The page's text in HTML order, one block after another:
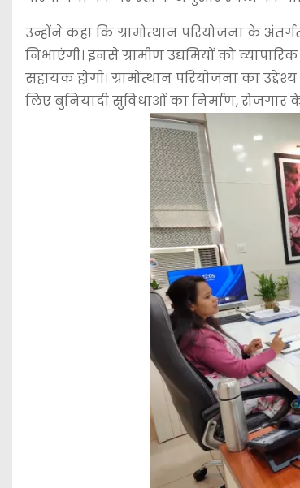
उन्होंने कहा कि ग्रामोत्थान परियोजना के
निभाएंगी। इनसे ग्रामीण उद्यमियों को
सहायक होगी। ग्रामोत्थान परियोजना का
लिए बुनियादी सुविधाओं का निर्माण,